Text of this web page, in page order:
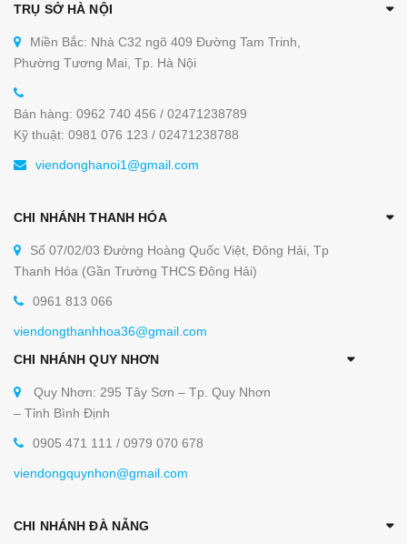
TRỤ SỞ HÀ NỘI
Miền Bắc: Nhà C32 ngõ 409 Đường Tam Trinh,
Phường Tương Mai, Tp. Hà Nội
Bán hàng: 0962 740 456 / 02471238789
Kỹ thuật: 0981 076 123 / 02471238788
viendonghanoi1@gmail.com
CHI NHÁNH THANH HÓA
Số 07/02/03 Đường Hoàng Quốc Việt, Đông Hải, Tp
Thanh Hóa (Gần Trường THCS Đông Hải)
0961 813 066
viendongthanhhoa36@gmail.com
CHI NHÁNH QUY NHƠN
Quy Nhơn: 295 Tây Sơn – Tp. Quy Nhơn
– Tỉnh Bình Định
0905 471 111 / 0979 070 678
viendongquynhon@gmail.com
CHI NHÁNH ĐÀ NẴNG